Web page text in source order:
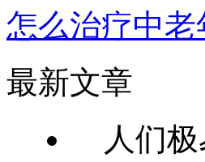
怎么治疗中
最新文章
人们极